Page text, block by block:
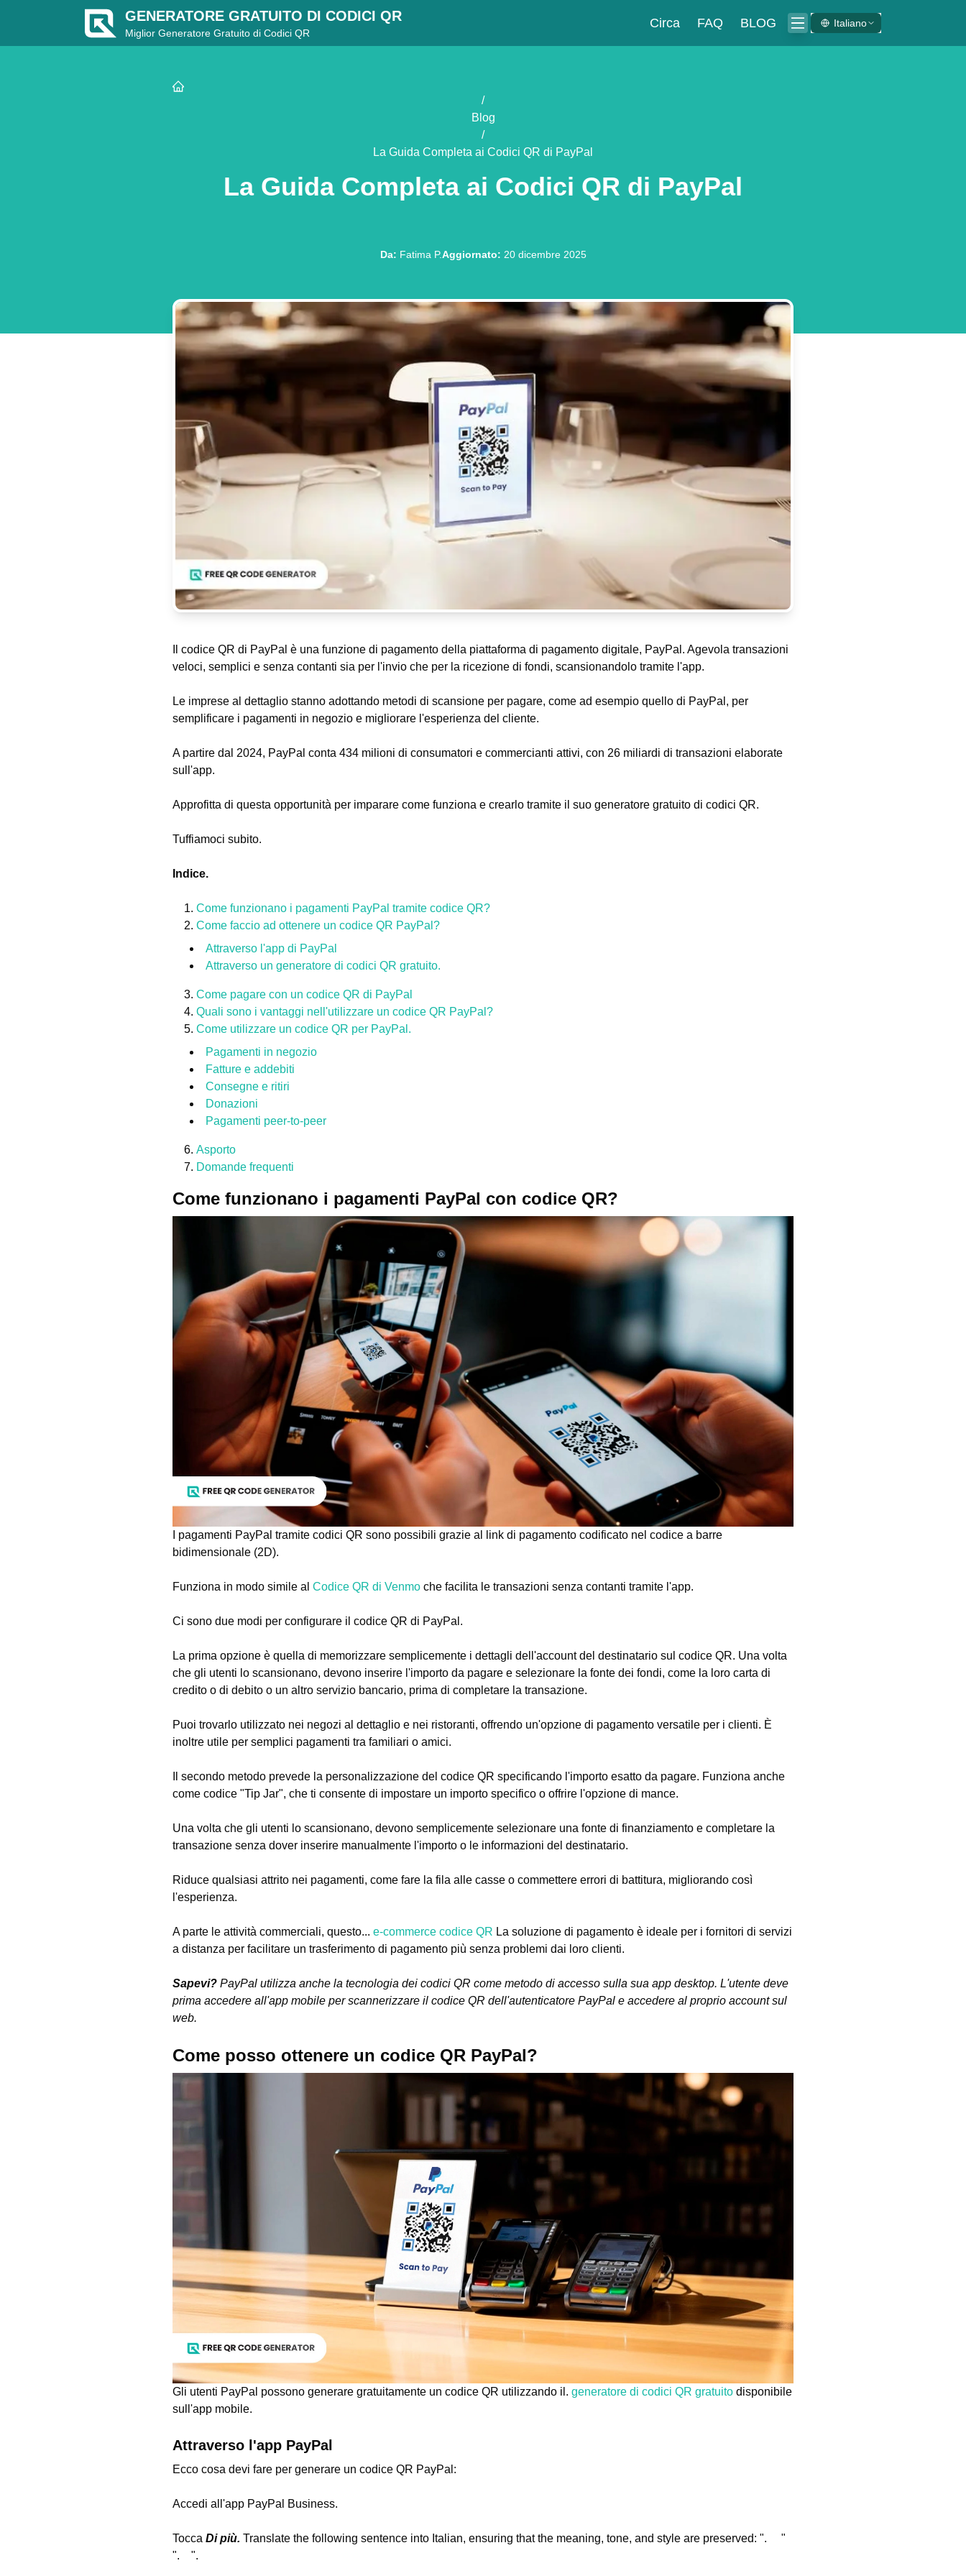
GENERATORE GRATUITO DI CODICI QR
Miglior Generatore Gratuito di Codici QR
Circa FAQ BLOG Italiano
/
Blog
/
La Guida Completa ai Codici QR di PayPal
La Guida Completa ai Codici QR di PayPal
Da: Fatima P.Aggiornato: 20 dicembre 2025
Il codice QR di PayPal è una funzione di pagamento della piattaforma di pagamento digitale, PayPal. Agevola transazioni
veloci, semplici e senza contanti sia per l'invio che per la ricezione di fondi, scansionandolo tramite l'app.
Le imprese al dettaglio stanno adottando metodi di scansione per pagare, come ad esempio quello di PayPal, per
semplificare i pagamenti in negozio e migliorare l'esperienza del cliente.
A partire dal 2024, PayPal conta 434 milioni di consumatori e commercianti attivi, con 26 miliardi di transazioni elaborate
sull'app.
Approfitta di questa opportunità per imparare come funziona e crearlo tramite il suo generatore gratuito di codici QR.
Tuffiamoci subito.
Indice.
Come funzionano i pagamenti PayPal tramite codice QR?
Come faccio ad ottenere un codice QR PayPal?
Attraverso l'app di PayPal
Attraverso un generatore di codici QR gratuito.
Come pagare con un codice QR di PayPal
Quali sono i vantaggi nell'utilizzare un codice QR PayPal?
Come utilizzare un codice QR per PayPal.
Pagamenti in negozio
Fatture e addebiti
Consegne e ritiri
Donazioni
Pagamenti peer-to-peer
Asporto
Domande frequenti
Come funzionano i pagamenti PayPal con codice QR?
I pagamenti PayPal tramite codici QR sono possibili grazie al link di pagamento codificato nel codice a barre
bidimensionale (2D).
Funziona in modo simile al Codice QR di Venmo che facilita le transazioni senza contanti tramite l'app.
Ci sono due modi per configurare il codice QR di PayPal.
La prima opzione è quella di memorizzare semplicemente i dettagli dell'account del destinatario sul codice QR. Una volta
che gli utenti lo scansionano, devono inserire l'importo da pagare e selezionare la fonte dei fondi, come la loro carta di
credito o di debito o un altro servizio bancario, prima di completare la transazione.
Puoi trovarlo utilizzato nei negozi al dettaglio e nei ristoranti, offrendo un'opzione di pagamento versatile per i clienti. È
inoltre utile per semplici pagamenti tra familiari o amici.
Il secondo metodo prevede la personalizzazione del codice QR specificando l'importo esatto da pagare. Funziona anche
come codice "Tip Jar", che ti consente di impostare un importo specifico o offrire l'opzione di mance.
Una volta che gli utenti lo scansionano, devono semplicemente selezionare una fonte di finanziamento e completare la
transazione senza dover inserire manualmente l'importo o le informazioni del destinatario.
Riduce qualsiasi attrito nei pagamenti, come fare la fila alle casse o commettere errori di battitura, migliorando così
l'esperienza.
A parte le attività commerciali, questo... e-commerce codice QR La soluzione di pagamento è ideale per i fornitori di servizi
a distanza per facilitare un trasferimento di pagamento più senza problemi dai loro clienti.
Sapevi? PayPal utilizza anche la tecnologia dei codici QR come metodo di accesso sulla sua app desktop. L'utente deve
prima accedere all'app mobile per scannerizzare il codice QR dell'autenticatore PayPal e accedere al proprio account sul
web.
Come posso ottenere un codice QR PayPal?
Gli utenti PayPal possono generare gratuitamente un codice QR utilizzando il. generatore di codici QR gratuito disponibile
sull'app mobile.
Attraverso l'app PayPal
Ecco cosa devi fare per generare un codice QR PayPal:
Accedi all'app PayPal Business.
Tocca Di più. Translate the following sentence into Italian, ensuring that the meaning, tone, and style are preserved: ". "
". ".